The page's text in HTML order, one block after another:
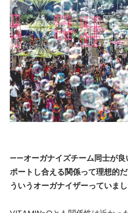
——オーガナイズチーム同士が良
ポートし合える関係って理想的
ういうオーガナイザーっていま